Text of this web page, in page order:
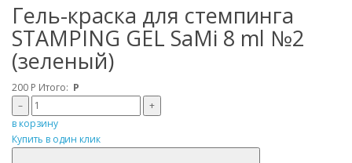
Гель-краска для стемпинга
STAMPING GEL SaMi 8 ml №2
(зеленый)
200 Р Итого: Р
–
+
в корзину
Купить в один клик